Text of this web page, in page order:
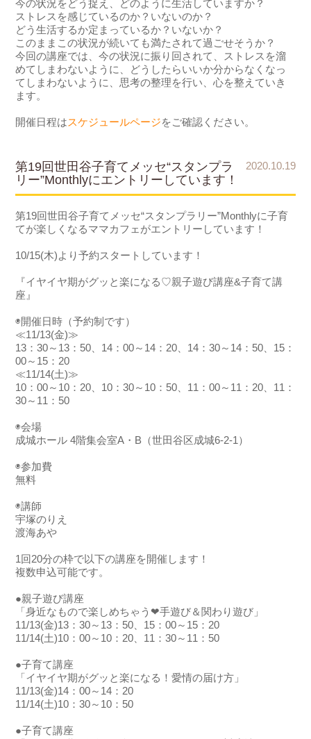
今の状況をどう捉え、どのように生活していますか？
ストレスを感じているのか？いないのか？
どう生活するか定まっているか？いないか？
このままこの状況が続いても満たされて過ごせそうか？
今回の講座では、今の状況に振り回されて、ストレスを溜
めてしまわないように、どうしたらいいか分からなくなっ
てしまわないように、思考の整理を行い、心を整えていき
ます。
開催日程はスケジュールページをご確認ください。
2020.10.19
第19回世田谷子育てメッセ“スタンプラ
リー”Monthlyにエントリーしています！
第19回世田谷子育てメッセ“スタンプラリー”Monthlyに子育
てが楽しくなるママカフェがエントリーしています！
10/15(木)より予約スタートしています！
『イヤイヤ期がグッと楽になる♡親子遊び講座&子育て講
座』
◉開催日時（予約制です）
≪11/13(金)≫
13：30～13：50、14：00～14：20、14：30～14：50、15：
00～15：20
≪11/14(土)≫
10：00～10：20、10：30～10：50、11：00～11：20、11：
30～11：50
◉会場
成城ホール 4階集会室A・B（世田谷区成城6-2-1）
◉参加費
無料
◉講師
宇塚のりえ
渡海あや
1回20分の枠で以下の講座を開催します！
複数申込可能です。
●親子遊び講座
「身近なもので楽しめちゃう❤手遊び＆関わり遊び」
11/13(金)13：30～13：50、15：00～15：20
11/14(土)10：00～10：20、11：30～11：50
●子育て講座
「イヤイヤ期がグッと楽になる！愛情の届け方」
11/13(金)14：00～14：20
11/14(土)10：30～10：50
●子育て講座